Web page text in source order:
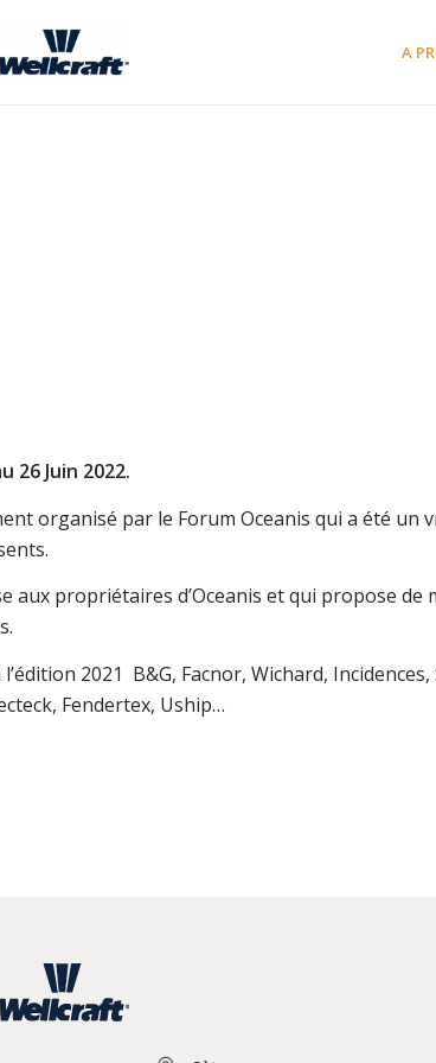
A
26 Juin 2022.
organisé par le Forum Oceanis qui a été un
aux propriétaires d’Oceanis et qui propose de
2021 B&G, Facnor, Wichard, Incidences,
Fendertex, Uship…